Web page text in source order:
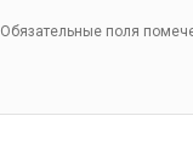
Обязательные поля